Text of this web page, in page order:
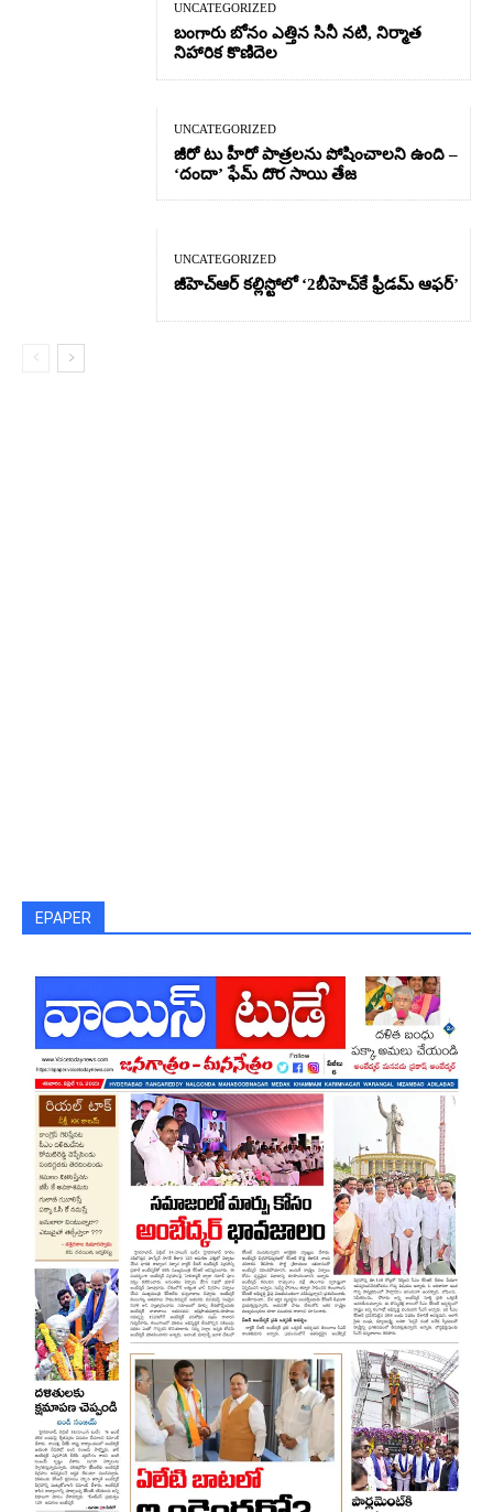
UNCATEGORIZED
బంగారు బోనం ఎత్తిన సినీ నటి, నిర్మాత
నిహారిక కొణిదెల
UNCATEGORIZED
జీరో టు హీరో పాత్రలను పోషించాలని ఉంది –
‘దందా’ ఫేమ్ దొర సాయి తేజ
UNCATEGORIZED
జీహెచ్ఆర్‌ కల్లిస్టోలో ‘2బీహెచ్‌కే ఫ్రీడమ్ ఆఫర్’
EPAPER